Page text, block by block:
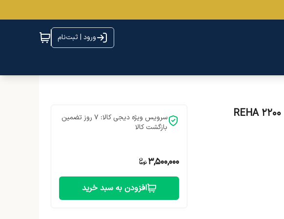
ورود | ثبت‌نام
سرویس ویژه دیجی کالا: 7 روز تضمین
بازگشت کالا
3,500,000
افزودن به سبد خرید